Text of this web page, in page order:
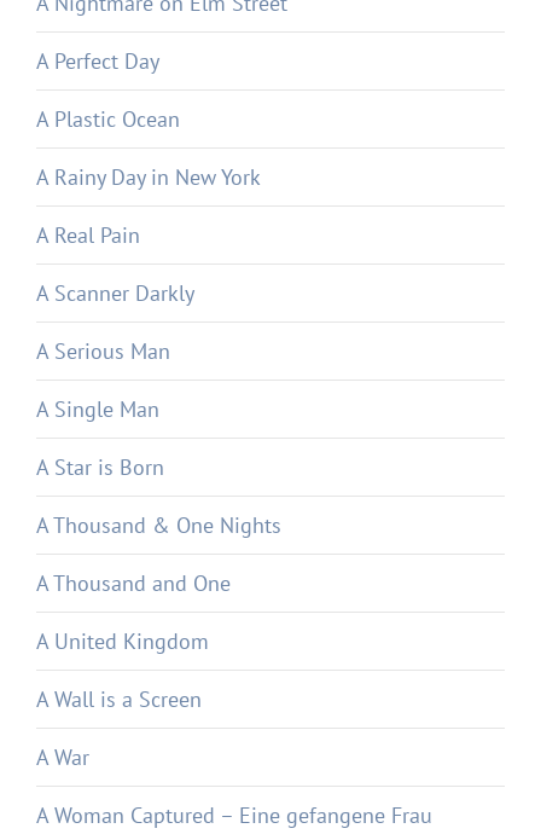
A Perfect Day
A Plastic Ocean
A Rainy Day in New York
A Real Pain
A Scanner Darkly
A Serious Man
A Single Man
A Star is Born
A Thousand & One Nights
A Thousand and One
A United Kingdom
A Wall is a Screen
A War
A Woman Captured – Eine gefangene Frau